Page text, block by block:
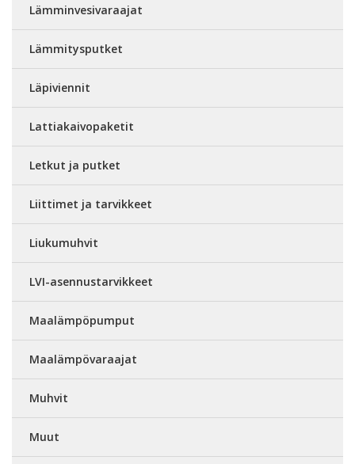
Lämminvesivaraajat
Lämmitysputket
Läpiviennit
Lattiakaivopaketit
Letkut ja putket
Liittimet ja tarvikkeet
Liukumuhvit
LVI-asennustarvikkeet
Maalämpöpumput
Maalämpövaraajat
Muhvit
Muut